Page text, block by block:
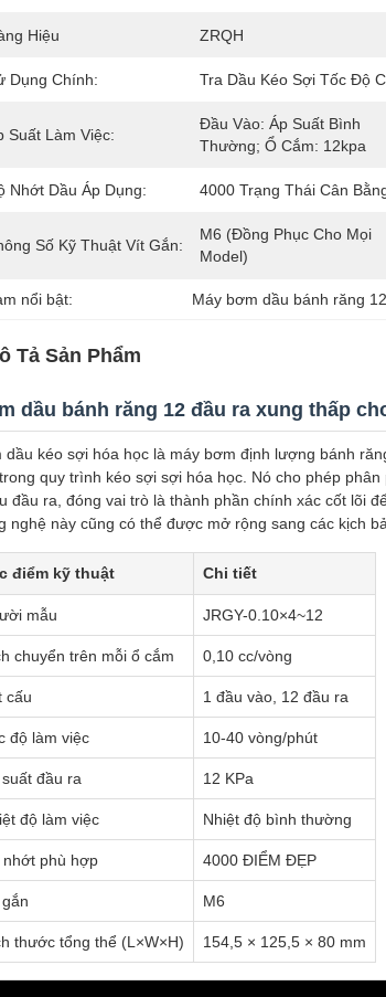
Hiệu ZRQH
Dụng Chính: Tra Dầu Kéo Sợi Tốc Độ
Suất Làm Việc:
Đầu Vào: Áp Suất Bình
Thường; Ổ Cắm: 12kpa
Nhớt Dầu Áp Dụng: 4000 Trạng Thái Cân
Số Kỹ Thuật Vít Gắn:
M6 (Đồng Phục Cho Mọi
Model)
nổi bật: Máy bơm dầu bánh răng
Tả Sản Phẩm
dầu bánh răng 12 đầu ra xung thấp
dầu kéo sợi hóa học là máy bơm định lượng bánh
quy trình kéo sợi sợi hóa học. Nó cho phép
đầu ra, đóng vai trò là thành phần chính xác cốt lõi
nghệ này cũng có thể được mở rộng sang các kịch
điểm kỹ thuật Chi tiết
mẫu JRGY-0.10×4~12
chuyển trên mỗi ổ cắm 0,10 cc/vòng
cấu 1 đầu vào, 12 đầu ra
độ làm việc 10-40 vòng/phút
đầu ra 12 KPa
độ làm việc Nhiệt độ bình thường
phù hợp 4000 ĐIỂM ĐẸP
M6
thước tổng thể (L×W×H) 154,5 × 125,5 × 80 mm